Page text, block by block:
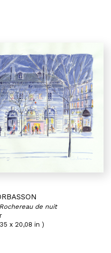
de nuit
x 20,08 in )